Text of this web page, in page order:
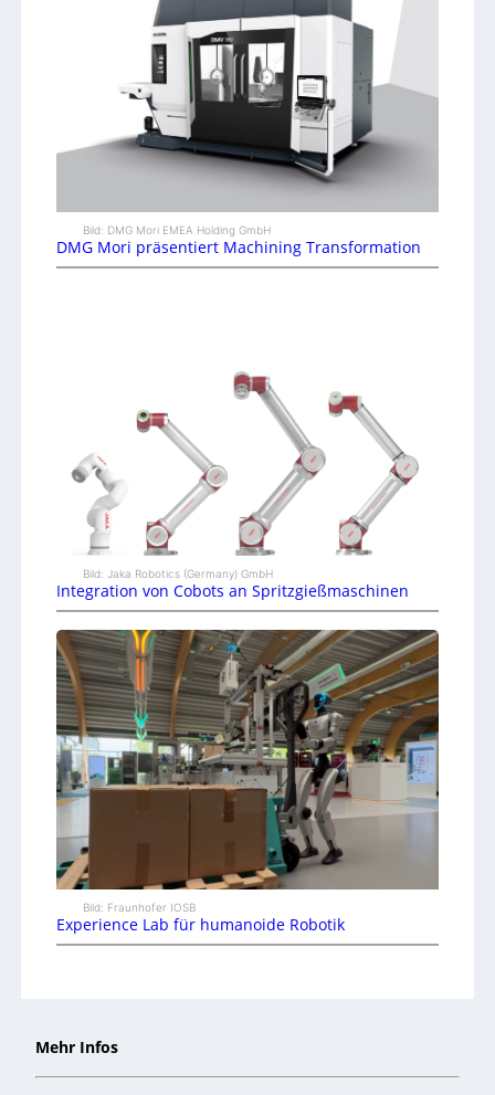
Bild: DMG Mori EMEA Holding GmbH
DMG Mori präsentiert Machining Transformation
Bild: Jaka Robotics (Germany) GmbH
Integration von Cobots an Spritzgießmaschinen
Bild: Fraunhofer IOSB
Experience Lab für humanoide Robotik
Mehr Infos